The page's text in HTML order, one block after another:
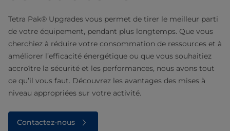
Tetra Pak® Upgrades vous permet de tirer le meilleur parti
de votre équipement, pendant plus longtemps. Que vous
cherchiez à réduire votre consommation de ressources et à
améliorer l’efficacité énergétique ou que vous souhaitiez
accroître la sécurité et les performances, nous avons tout
ce qu’il vous faut. Découvrez les avantages des mises à
niveau appropriées sur votre activité.
Contactez-nous